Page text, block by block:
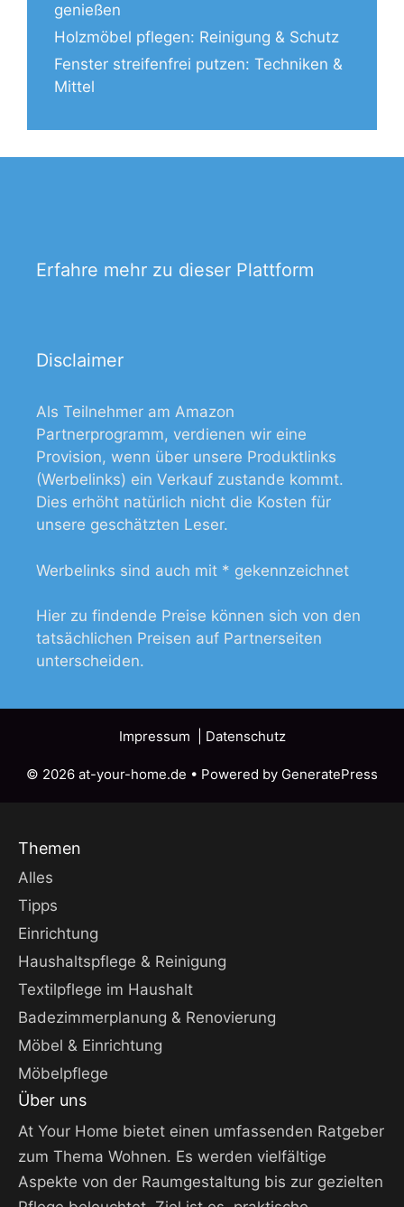
genießen
Holzmöbel pflegen: Reinigung & Schutz
Fenster streifenfrei putzen: Techniken &
Mittel
Erfahre mehr zu dieser Plattform
Disclaimer
Als Teilnehmer am Amazon
Partnerprogramm, verdienen wir eine
Provision, wenn über unsere Produktlinks
(Werbelinks) ein Verkauf zustande kommt.
Dies erhöht natürlich nicht die Kosten für
unsere geschätzten Leser.
Werbelinks sind auch mit * gekennzeichnet
Hier zu findende Preise können sich von den
tatsächlichen Preisen auf Partnerseiten
unterscheiden.
Impressum | Datenschutz
© 2026 at-your-home.de • Powered by GeneratePress
Themen
Alles
Tipps
Einrichtung
Haushaltspflege & Reinigung
Textilpflege im Haushalt
Badezimmerplanung & Renovierung
Möbel & Einrichtung
Möbelpflege
Über uns
At Your Home bietet einen umfassenden Ratgeber
zum Thema Wohnen. Es werden vielfältige
Aspekte von der Raumgestaltung bis zur gezielten